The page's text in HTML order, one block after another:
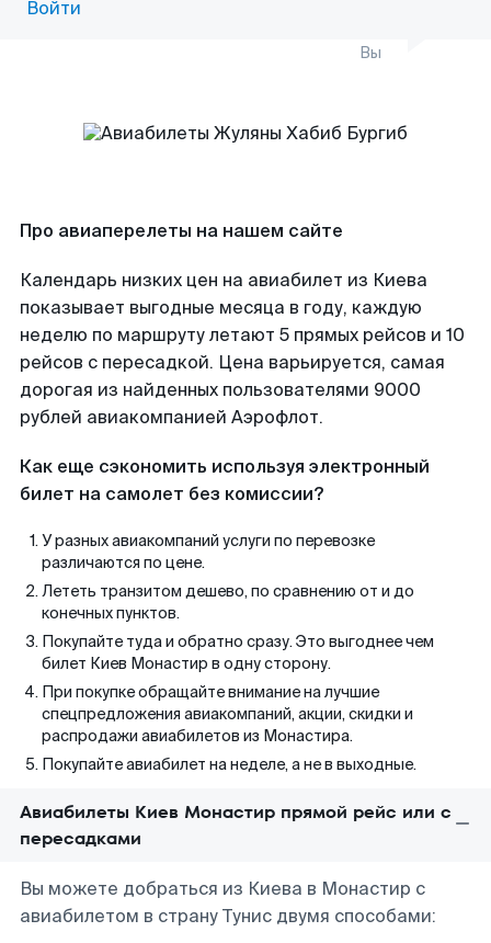
Войти
Вы
Про авиаперелеты на нашем сайте
Календарь низких цен на авиабилет из Киева
показывает выгодные месяца в году, каждую
неделю по маршруту летают 5 прямых рейсов и 10
рейсов с пересадкой. Цена варьируется, самая
дорогая из найденных пользователями 9000
рублей авиакомпанией Аэрофлот.
Как еще сэкономить используя электронный
билет на самолет без комиссии?
У разных авиакомпаний услуги по перевозке
различаются по цене.
Лететь транзитом дешево, по сравнению от и до
конечных пунктов.
Покупайте туда и обратно сразу. Это выгоднее чем
билет Киев Монастир в одну сторону.
При покупке обращайте внимание на лучшие
спецпредложения авиакомпаний, акции, скидки и
распродажи авиабилетов из Монастира.
Покупайте авиабилет на неделе, а не в выходные.
Авиабилеты Киев Монастир прямой рейс или с
пересадками
Вы можете добраться из Киева в Монастир с
авиабилетом в страну Тунис двумя способами: